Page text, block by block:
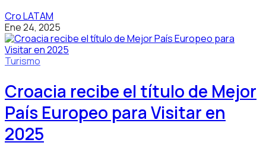
Cro LATAM
Ene 24, 2025
Turismo
Croacia recibe el título de Mejor
País Europeo para Visitar en
2025